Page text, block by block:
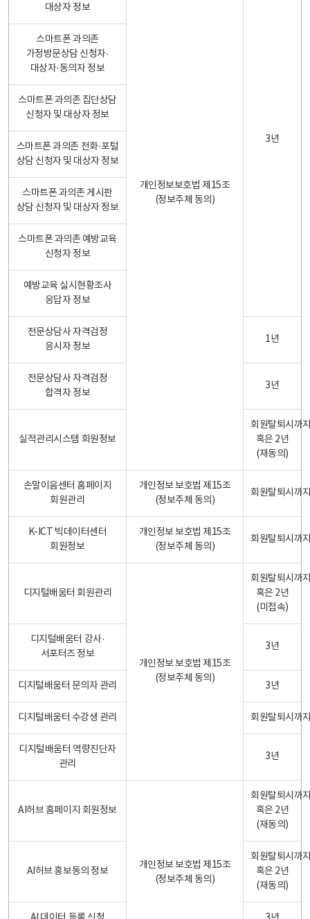
개인정보보호법 제15조
(정보주체 동의)
대상자 정보
3년
스마트폰 과의존
가정방문상담 신청자·
대상자·동의자 정보
스마트폰 과의존 집단상담
신청자 및 대상자 정보
스마트폰 과의존 전화·포털
상담 신청자 및 대상자 정보
스마트폰 과의존 게시판
상담 신청자 및 대상자 정보
스마트폰 과의존 예방교육
신청자 정보
예방교육 실시현황조사
응답자 정보
전문상담사 자격검정
응시자 정보
1년
전문상담사 자격검정
합격자 정보
3년
실적관리시스템 회원정보
회원탈퇴시까
혹은 2년
(재동의)
손말이음센터 홈페이지
회원관리
개인정보 보호법 제15조
(정보주체 동의)
회원탈퇴시까
K-ICT 빅데이터센터
회원정보
개인정보 보호법 제15조
(정보주체 동의)
회원탈퇴시까
디지털배움터 회원관리
개인정보 보호법 제15조
(정보주체 동의)
회원탈퇴시까
혹은 2년
(미접속)
디지털배움터 강사·
서포터즈 정보
3년
디지털배움터 문의자 관리 3년
디지털배움터 수강생 관리 회원탈퇴시까
디지털배움터 역량진단자
관리
3년
AI허브 홈페이지 회원정보
개인정보 보호법 제15조
(정보주체 동의)
회원탈퇴시까
혹은 2년
(재동의)
AI허브 홍보동의 정보
회원탈퇴시까
혹은 2년
(재동의)